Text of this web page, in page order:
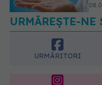
URMĂREȘTE-NE
URMĂRITORI